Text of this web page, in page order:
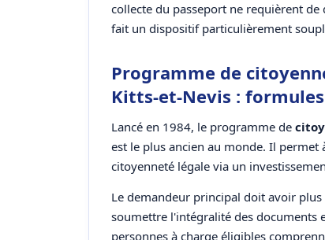
collecte du passeport ne requièrent de
fait un dispositif particulièrement
Programme de
Kitts-et-Nevis :
Lancé en 1984, le programme de
est le plus ancien au monde. Il
citoyenneté légale via un
Le demandeur principal doit avoir
soumettre l'intégralité des documents
personnes à charge éligibles